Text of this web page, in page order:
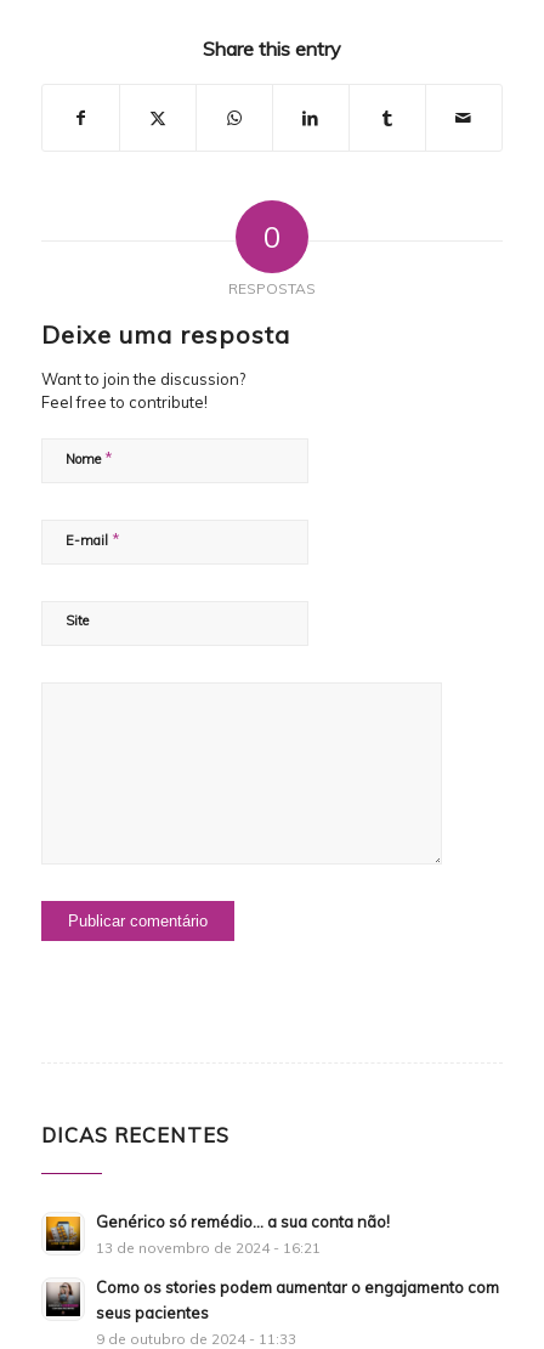
Share this entry
0
RESPOSTAS
Deixe uma resposta
Want to join the discussion?
Feel free to contribute!
Nome *
E-mail *
Site
DICAS RECENTES
Genérico só remédio… a sua conta não!
13 de novembro de 2024 - 16:21
Como os stories podem aumentar o engajamento com
seus pacientes
9 de outubro de 2024 - 11:33